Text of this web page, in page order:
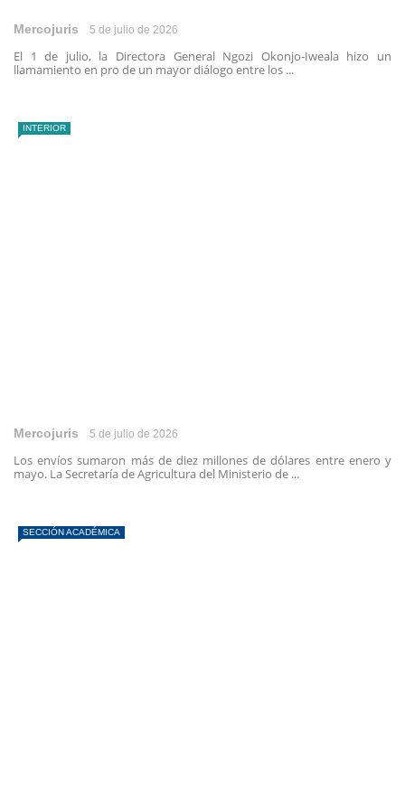
Mercojuris 5 de julio de 2026
El 1 de julio, la Directora General Ngozi Okonjo-Iweala hizo un
llamamiento en pro de un mayor diálogo entre los ...
INTERIOR
Mercojuris 5 de julio de 2026
Los envíos sumaron más de diez millones de dólares entre enero y
mayo. La Secretaría de Agricultura del Ministerio de ...
SECCIÓN ACADÉMICA